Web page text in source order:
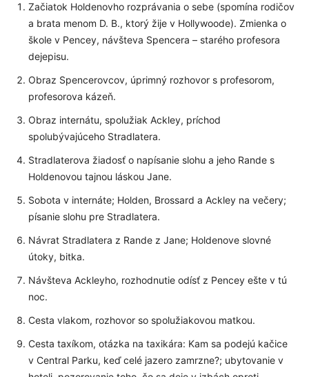
Začiatok Holdenovho rozprávania o sebe (spomína rodičov
a brata menom D. B., ktorý žije v Hollywoode). Zmienka o
škole v Pencey, návšteva Spencera – starého profesora
dejepisu.
Obraz Spencerovcov, úprimný rozhovor s profesorom,
profesorova kázeň.
Obraz internátu, spolužiak Ackley, príchod
spolubývajúceho Stradlatera.
Stradlaterova žiadosť o napísanie slohu a jeho Rande s
Holdenovou tajnou láskou Jane.
Sobota v internáte; Holden, Brossard a Ackley na večery;
písanie slohu pre Stradlatera.
Návrat Stradlatera z Rande z Jane; Holdenove slovné
útoky, bitka.
Návšteva Ackleyho, rozhodnutie odísť z Pencey ešte v tú
noc.
Cesta vlakom, rozhovor so spolužiakovou matkou.
Cesta taxíkom, otázka na taxikára: Kam sa podejú kačice
v Central Parku, keď celé jazero zamrzne?; ubytovanie v